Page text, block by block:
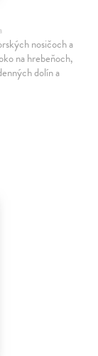
nosičoch a
na hrebeňoch,
dolín a